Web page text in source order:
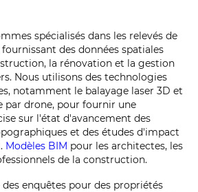
spécialisés dans les relevés de
des données spatiales
la rénovation et la gestion
Nous utilisons des technologies
notamment le balayage laser 3D et
drone, pour fournir une
sur l'état d'avancement des
et des études d'impact
Modèles BIM pour les architectes, les
de la construction.
enquêtes pour des propriétés